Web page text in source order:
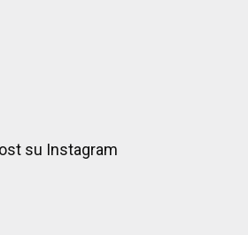
su Instagram